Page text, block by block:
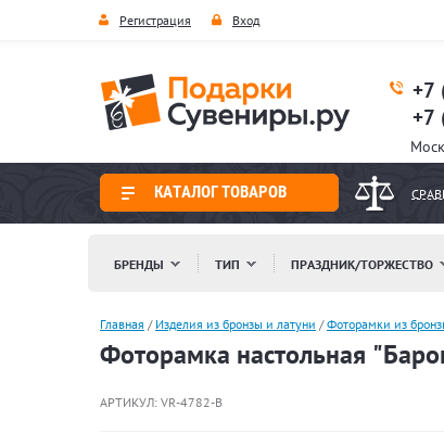
Регистрация Вход
+7
+7
КАТАЛОГ ТОВАРОВ
БРЕНДЫ ТИП ПРАЗДНИК/ТОРЖЕСТВО
Главная / Изделия из бронзы и латуни /Фоторамки из
Фоторамка настольная
АРТИКУЛ: VR-4782-B